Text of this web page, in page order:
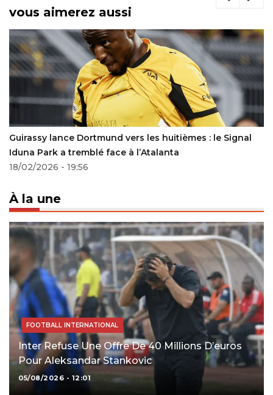
vous aimerez aussi
Guirassy lance Dortmund vers les huitièmes : le Signal
Iduna Park a tremblé face à l’Atalanta
18/02/2026 - 19:56
À la une
FOOTBALL INTERNATIONAL
Inter Refuse Une Offre De 40 Millions D’euros
Pour Aleksandar Stankovic
05/08/2026 - 12:01